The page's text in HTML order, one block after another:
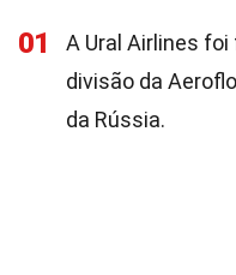
01
A Ural Airlines
divisão da
da Rússia.